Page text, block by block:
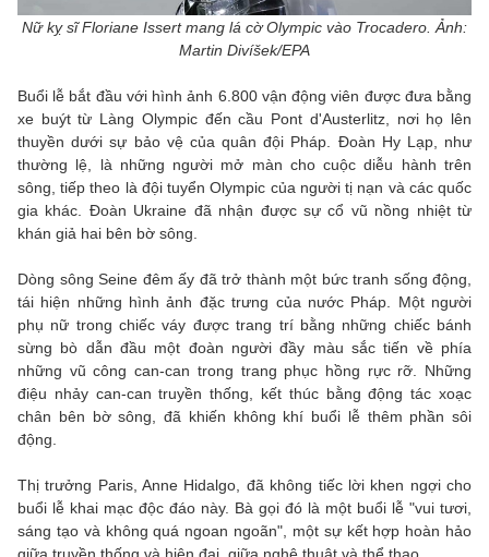
Nữ kỵ sĩ Floriane Issert mang lá cờ Olympic vào Trocadero. Ảnh:
Martin Divíšek/EPA
Buổi lễ bắt đầu với hình ảnh 6.800 vận động viên được đưa bằng
xe buýt từ Làng Olympic đến cầu Pont d'Austerlitz, nơi họ lên
thuyền dưới sự bảo vệ của quân đội Pháp. Đoàn Hy Lạp, như
thường lệ, là những người mở màn cho cuộc diễu hành trên
sông, tiếp theo là đội tuyển Olympic của người tị nạn và các quốc
gia khác. Đoàn Ukraine đã nhận được sự cổ vũ nồng nhiệt từ
khán giả hai bên bờ sông.
Dòng sông Seine đêm ấy đã trở thành một bức tranh sống động,
tái hiện những hình ảnh đặc trưng của nước Pháp. Một người
phụ nữ trong chiếc váy được trang trí bằng những chiếc bánh
sừng bò dẫn đầu một đoàn người đầy màu sắc tiến về phía
những vũ công can-can trong trang phục hồng rực rỡ. Những
điệu nhảy can-can truyền thống, kết thúc bằng động tác xoạc
chân bên bờ sông, đã khiến không khí buổi lễ thêm phần sôi
động.
Thị trưởng Paris, Anne Hidalgo, đã không tiếc lời khen ngợi cho
buổi lễ khai mạc độc đáo này. Bà gọi đó là một buổi lễ "vui tươi,
sáng tạo và không quá ngoan ngoãn", một sự kết hợp hoàn hảo
giữa truyền thống và hiện đại, giữa nghệ thuật và thể thao.